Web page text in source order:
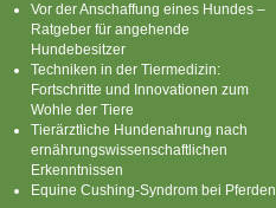
Vor der Anschaffung eines Hundes –
Ratgeber für angehende
Hundebesitzer
Techniken in der Tiermedizin:
Fortschritte und Innovationen zum
Wohle der Tiere
Tierärztliche Hundenahrung nach
ernährungswissenschaftlichen
Erkenntnissen
Equine Cushing-Syndrom bei Pferden